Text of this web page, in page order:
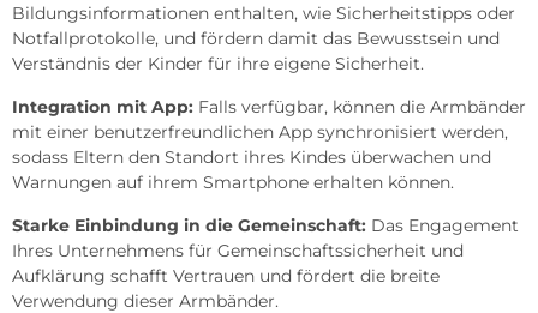
Bildungsinformationen enthalten, wie Sicherheitstipps oder
Notfallprotokolle, und fördern damit das Bewusstsein und
Verständnis der Kinder für ihre eigene Sicherheit.
Integration mit App: Falls verfügbar, können die Armbänder
mit einer benutzerfreundlichen App synchronisiert werden,
sodass Eltern den Standort ihres Kindes überwachen und
Warnungen auf ihrem Smartphone erhalten können.
Starke Einbindung in die Gemeinschaft: Das Engagement
Ihres Unternehmens für Gemeinschaftssicherheit und
Aufklärung schafft Vertrauen und fördert die breite
Verwendung dieser Armbänder.